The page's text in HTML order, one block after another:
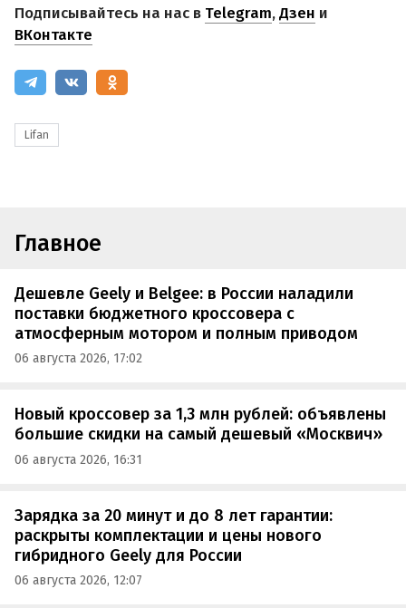
Подписывайтесь на нас в Telegram,Дзен и
ВКонтакте
Lifan
Главное
Дешевле Geely и Belgee: в России наладили
поставки бюджетного кроссовера с
атмосферным мотором и полным приводом
06 августа 2026, 17:02
Новый кроссовер за 1,3 млн рублей: объявлены
большие скидки на самый дешевый «Москвич»
06 августа 2026, 16:31
Зарядка за 20 минут и до 8 лет гарантии:
раскрыты комплектации и цены нового
гибридного Geely для России
06 августа 2026, 12:07